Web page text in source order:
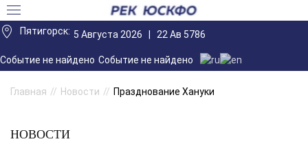
Пятигорск: 5 Августа 2026 | 22 Ав 5786
Событие не найдено Событие не найдено
Главная Новости Празднование Хануки
НОВОСТИ